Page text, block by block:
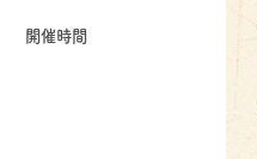
開催時間